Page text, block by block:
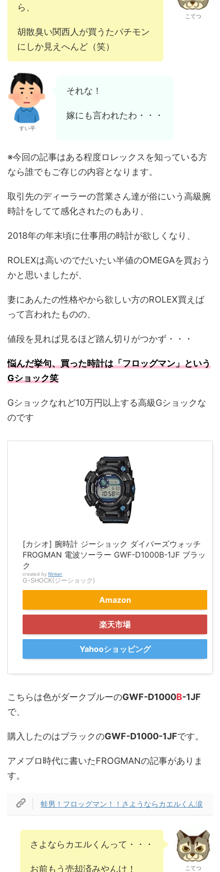
ら、
胡散臭い関西人が買うたパチモン
にしか見えへんど（笑）
こてつ
すい平
それな！
嫁にも言われたわ・・・
※今回の記事はある程度ロレックスを知っている方
なら誰でもご存じの内容となります。
取引先のディーラーの営業さん達が俗にいう高級腕
時計をしてて感化されたのもあり、
2018年の年末頃に仕事用の時計が欲しくなり、
ROLEXは高いのでだいたい半値のOMEGAを買おう
かと思いましたが、
妻にあんたの性格やから欲しい方のROLEX買えば
って言われたものの、
値段を見れば見るほど踏ん切りがつかず・・・
悩んだ挙句、買った時計は「フロッグマン」という
Gショック笑
Gショックなれど10万円以上する高級Gショックな
のです
[カシオ] 腕時計 ジーショック ダイバーズウォッチ
FROGMAN 電波ソーラー GWF-D1000B-1JF ブラッ
ク
created by Rinker
G-SHOCK(ジーショック)
Amazon
楽天市場
Yahooショッピング
こちらは色がダークブルーのGWF-D1000B-1JF
で、
購入したのはブラックのGWF-D1000-1JFです。
アメブロ時代に書いたFROGMANの記事がありま
す。
蛙男！フロッグマン！！さようならカエルくん涙
さよならカエルくんって・・・
お前もう売却済みやんけ！ こてつ